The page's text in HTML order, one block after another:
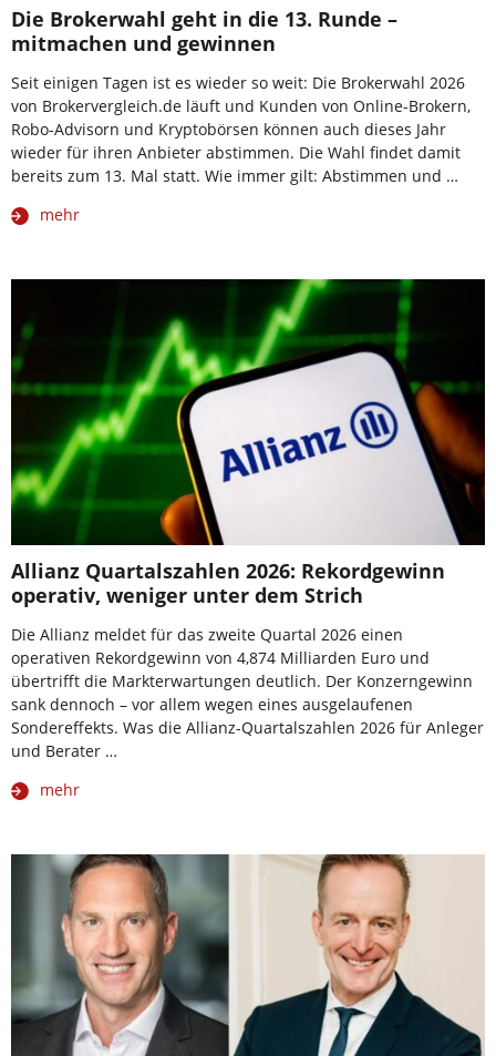
Die Brokerwahl geht in die 13. Runde –
mitmachen und gewinnen
Seit einigen Tagen ist es wieder so weit: Die Brokerwahl 2026
von Brokervergleich.de läuft und Kunden von Online-Brokern,
Robo-Advisorn und Kryptobörsen können auch dieses Jahr
wieder für ihren Anbieter abstimmen. Die Wahl findet damit
bereits zum 13. Mal statt. Wie immer gilt: Abstimmen und …
mehr
Allianz Quartalszahlen 2026: Rekordgewinn
operativ, weniger unter dem Strich
Die Allianz meldet für das zweite Quartal 2026 einen
operativen Rekordgewinn von 4,874 Milliarden Euro und
übertrifft die Markterwartungen deutlich. Der Konzerngewinn
sank dennoch – vor allem wegen eines ausgelaufenen
Sondereffekts. Was die Allianz-Quartalszahlen 2026 für Anleger
und Berater …
mehr